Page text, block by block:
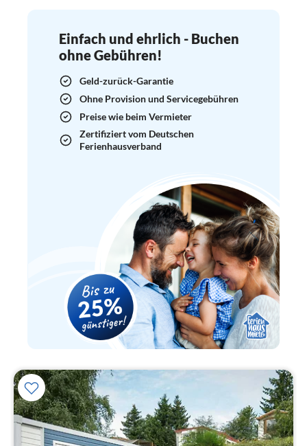
Einfach und ehrlich - Buchen
ohne Gebühren!
Geld-zurück-Garantie
Ohne Provision und Servicegebühren
Preise wie beim Vermieter
Zertifiziert vom Deutschen
Ferienhausverband